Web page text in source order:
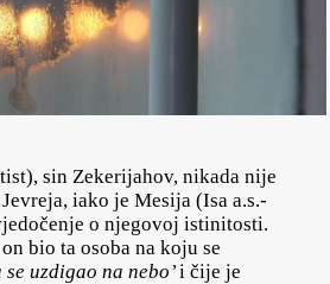
sin Zekerijahov, nikada nije
iako je Mesija (Isa a.s.-
o njegovoj istinitosti.
bio ta osoba na koju se
se uzdigao na nebo’i čije je